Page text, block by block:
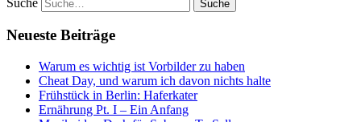
Neueste Beiträge
Warum es wichtig ist Vorbilder zu haben
Cheat Day, und warum ich davon nichts halte
Frühstück in Berlin: Haferkater
Ernährung Pt. I – Ein Anfang